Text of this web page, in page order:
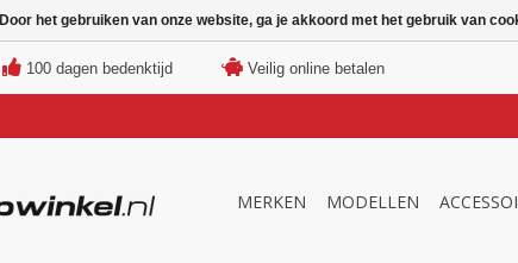
100 dagen bedenktijd Veilig online betalen
MERKEN MODELLEN
Door het gebruiken van onze website, ga je akkoord met het gebruik van